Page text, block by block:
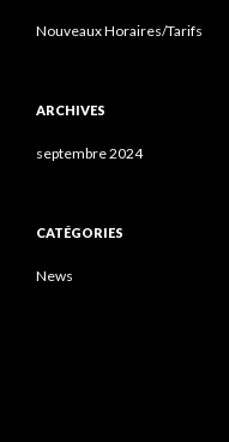
Nouveaux Horaires/Tarifs
ARCHIVES
septembre 2024
CATÉGORIES
News